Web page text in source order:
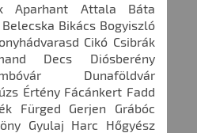
Aparhant Attala Báta
Bikács Bogyiszló
Cikó Csibrák
Decs Diósberény
Dunaföldvár
Értény Fácánkert Fadd
Fürged Gerjen Grábóc
Gyulaj Harc Hőgyész